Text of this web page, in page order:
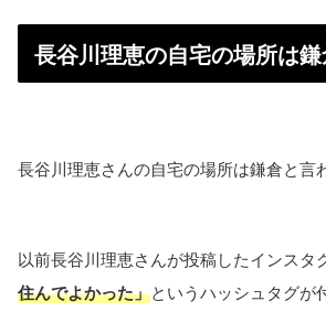
長谷川理恵の自宅の場所は
長谷川理恵さんの自宅の場所は鎌倉と言
以前長谷川理恵さんが投稿したインスタ
住んでよかった」というハッシュタグが